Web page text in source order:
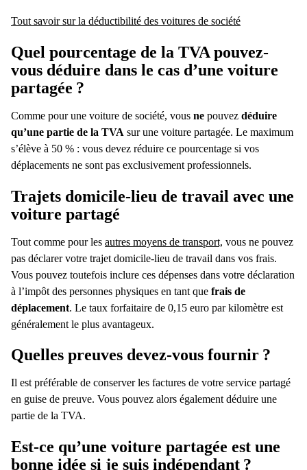
Tout savoir sur la déductibilité des voitures de société
Quel pourcentage de la TVA pouvez-
vous déduire dans le cas d’une voiture
partagée ?
Comme pour une voiture de société, vous ne pouvez déduire
qu’une partie de la TVA sur une voiture partagée. Le maximum
s’élève à 50 % : vous devez réduire ce pourcentage si vos
déplacements ne sont pas exclusivement professionnels.
Trajets domicile-lieu de travail avec une
voiture partagé
Tout comme pour les autres moyens de transport, vous ne pouvez
pas déclarer votre trajet domicile-lieu de travail dans vos frais.
Vous pouvez toutefois inclure ces dépenses dans votre déclaration
à l’impôt des personnes physiques en tant que frais de
déplacement. Le taux forfaitaire de 0,15 euro par kilomètre est
généralement le plus avantageux.
Quelles preuves devez-vous fournir ?
Il est préférable de conserver les factures de votre service partagé
en guise de preuve. Vous pouvez alors également déduire une
partie de la TVA.
Est-ce qu’une voiture partagée est une
bonne idée si je suis indépendant ?